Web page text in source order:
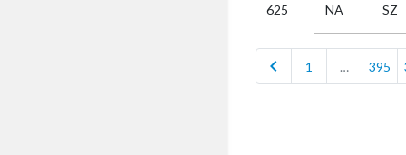
625 NA SZ
chevron_left 1 … 395